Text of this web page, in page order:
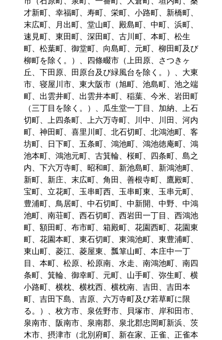
才新町、幸福町、寿町、栄町、小路町、新橋町、
末広町、月出町、堂山町、殿島町、中町、浜町、
速見町、東田町、深田町、古川町、本町、松生
町、松葉町、御堂町、向島町、元町、柳田町及び
柳町を除く。）、四條畷市（上田原、さつきヶ
丘、下田原、田原台及び緑風台を除く。）、大東
市、寝屋川市、東大阪市（旭町、池島町、池之端
町、出雲井町、出雲井本町、稲葉、今米、岩田町
（三丁目を除く。）、瓜生堂一丁目、加納、上石
切町、上四条町、上六万寺町、川中、川田、河内
町、神田町、喜里川町、北石切町、北鴻池町、客
坊町、日下町、五条町、鴻池町、鴻池徳庵町、鴻
池本町、鴻池元町、古箕輪、桜町、四条町、島之
内、下六万寺町、昭和町、新池島町、新鴻池町、
新町、新庄、末広町、角田、善根寺町、鷹殿町、
宝町、立花町、玉串町西、玉串町東、玉串元町、
豊浦町、鳥居町、中石切町、中新開、中野、中鴻
池町、南荘町、西石切町、西岩田一丁目、西鴻池
町、額田町、布市町、箱殿町、花園西町、花園東
町、花園本町、東石切町、東鴻池町、東豊浦町、
東山町、菱江、菱屋東、瓢箪山町、本庄中一丁
目、本町、松原、松原南、水走、南鴻池町、南四
条町、箕輪、御幸町、元町、山手町、弥生町、横
小路町、横枕、横枕西、横枕南、吉田、吉田本
町、吉田下島、吉原、六万寺町及び若草町に限
る。）、枚方市、泉佐野市、貝塚市、岸和田市、
泉南市、阪南市、泉南郡、泉北郡忠岡町新浜、茨
木市、摂津市（北別府町、新在家、正雀、正雀本